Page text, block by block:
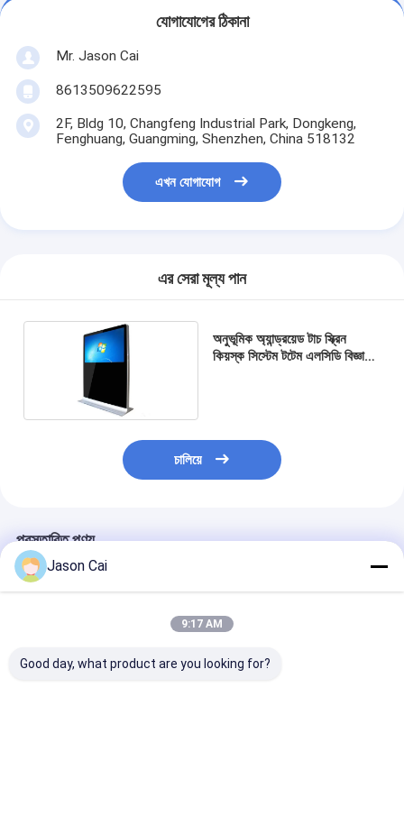
যোগাযোগের ঠিকানা
Mr. Jason Cai
8613509622595
2F, Bldg 10, Changfeng Industrial Park, Dongkeng,
Fenghuang, Guangming, Shenzhen, China 518132
এখন যোগাযোগ
এর সেরা মূল্য পান
অনুভূমিক অ্যান্ড্রয়েড টাচ স্ক্রিন
কিয়স্ক সিস্টেম টটেম এলসিডি বিজ্ঞাপন
চালিয়ে
প্রস্তাবিত পণ্য
Jason Cai
9:17 AM
Good day, what product are you looking for?